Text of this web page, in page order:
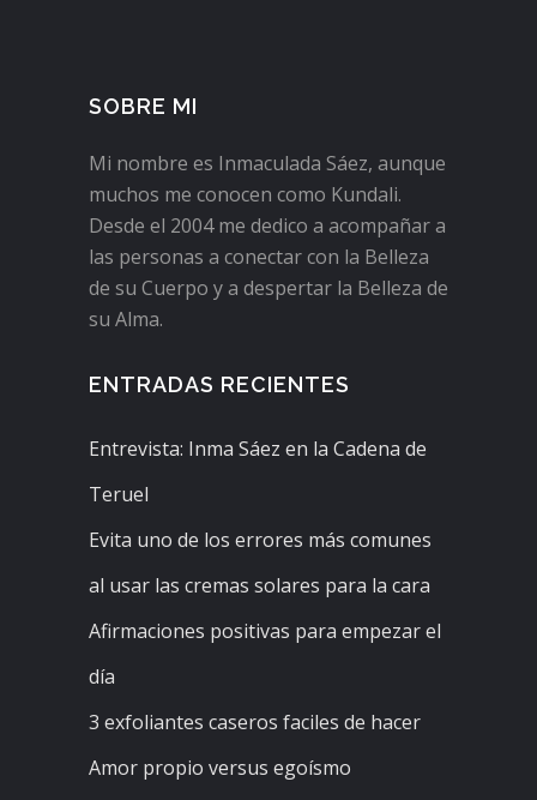
SOBRE MI
Mi nombre es Inmaculada Sáez, aunque
muchos me conocen como Kundali.
Desde el 2004 me dedico a acompañar a
las personas a conectar con la Belleza
de su Cuerpo y a despertar la Belleza de
su Alma.
ENTRADAS RECIENTES
Entrevista: Inma Sáez en la Cadena de
Teruel
Evita uno de los errores más comunes
al usar las cremas solares para la cara
Afirmaciones positivas para empezar el
día
3 exfoliantes caseros faciles de hacer
Amor propio versus egoísmo